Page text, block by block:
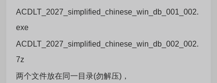
ACDLT_2027_simplified_chinese_win_db_001_002.
exe
ACDLT_2027_simplified_chinese_win_db_002_002.
7z
两个文件放在同一目录(勿解压)，